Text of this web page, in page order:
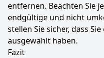
entfernen. Beachten Sie
endgültige und nicht
stellen Sie sicher, dass
ausgewählt haben.
Fazit